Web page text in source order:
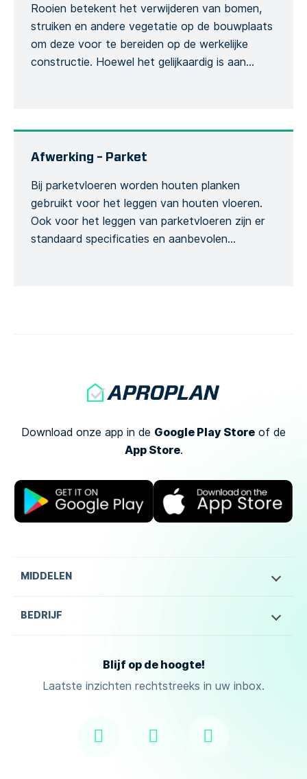
Rooien betekent het verwijderen van bomen,
struiken en andere vegetatie op de bouwplaats
om deze voor te bereiden op de werkelijke
constructie. Hoewel het gelijkaardig is aan
en bosland. Het Formulier onderzoekt het
mogelijke risico van […]
Afwerking – Parket
Bij parketvloeren worden houten planken
gebruikt voor het leggen van houten vloeren.
Ook voor het leggen van parketvloeren zijn er
standaard specificaties en aanbevolen
Download onze app in de Google Play Store of de
App Store.
MIDDELEN
BEDRIJF
Blijf op de hoogte!
Laatste inzichten rechtstreeks in uw inbox.